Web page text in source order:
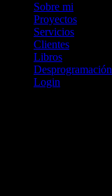
Sobre mi
Proyectos
Servicios
Clientes
Libros
Desprogramación
Login